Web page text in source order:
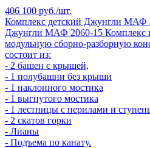
406 100 руб./шт.
Комплекс детский Джунгли МАФ
Джунгли МАФ 2060-15 Комплекс
модульную сборно-разборную
состоит из:
- 2 башен с крышей,
- 1 полубашни без крыши
- 1 наклонного мостика
- 1 выгнутого мостика
- 1 лестницы с перилами и
- 2 скатов горки
- Лианы
- Подъема по канату.